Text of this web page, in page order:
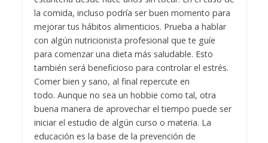
la comida, incluso podría ser buen momento para
mejorar tus hábitos alimenticios. Prueba a hablar
con algún nutricionista profesional que te guíe
para comenzar una dieta más saludable. Esto
también será beneficioso para controlar el estrés.
Comer bien y sano, al final repercute en
todo. Aunque no sea un hobbie como tal, otra
buena manera de aprovechar el tiempo puede ser
iniciar el estudio de algún curso o materia. La
educación es la base de la prevención de